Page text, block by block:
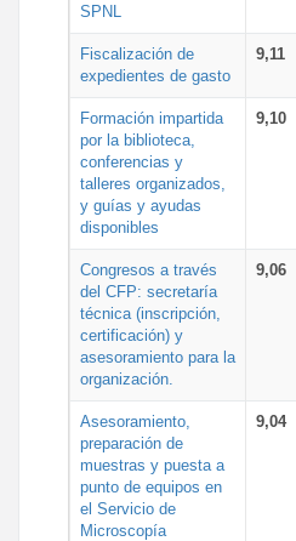
SPNL
Fiscalización de
expedientes de gasto
9,11
Formación impartida
por la biblioteca,
conferencias y
talleres organizados,
y guías y ayudas
disponibles
9,10
Congresos a través
del CFP: secretaría
técnica (inscripción,
certificación) y
asesoramiento para la
organización.
9,06
Asesoramiento,
preparación de
muestras y puesta a
punto de equipos en
el Servicio de
Microscopía
9,04